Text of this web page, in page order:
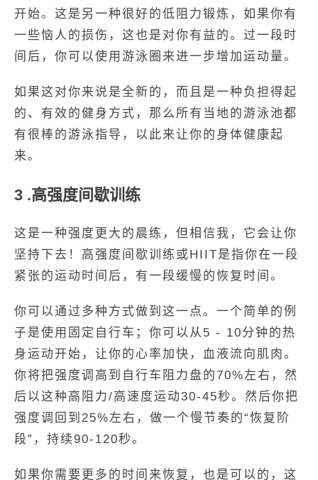
开始。这是另一种很好的低阻力锻炼，如果你有
一些恼人的损伤，这也是对你有益的。过一段时
间后，你可以使用游泳圈来进一步增加运动量。
如果这对你来说是全新的，而且是一种负担得起
的、有效的健身方式，那么所有当地的游泳池都
有很棒的游泳指导，以此来让你的身体健康起
来。
3 .高强度间歇训练
这是一种强度更大的晨练，但相信我，它会让你
坚持下去！高强度间歇训练或HIIT是指你在一段
紧张的运动时间后，有一段缓慢的恢复时间。
你可以通过多种方式做到这一点。一个简单的例
子是使用固定自行车；你可以从5 - 10分钟的热
身运动开始，让你的心率加快，血液流向肌肉。
你将把强度调高到自行车阻力盘的70%左右，然
后以这种高阻力/高速度运动30-45秒。然后你把
强度调回到25%左右，做一个慢节奏的“恢复阶
段”，持续90-120秒。
如果你需要更多的时间来恢复，也是可以的，这